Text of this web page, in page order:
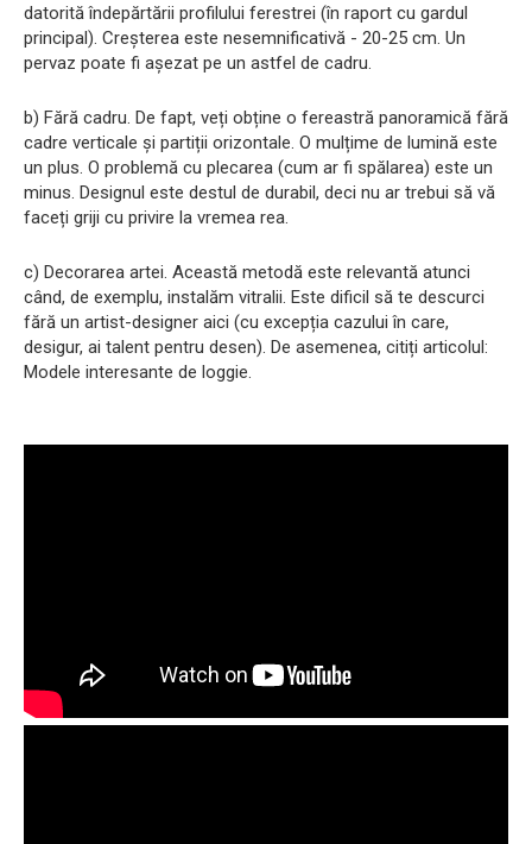
datorită îndepărtării profilului ferestrei (în raport cu gardul
principal). Creșterea este nesemnificativă - 20-25 cm. Un
pervaz poate fi așezat pe un astfel de cadru.
b) Fără cadru. De fapt, veți obține o fereastră panoramică fără
cadre verticale și partiții orizontale. O mulțime de lumină este
un plus. O problemă cu plecarea (cum ar fi spălarea) este un
minus. Designul este destul de durabil, deci nu ar trebui să vă
faceți griji cu privire la vremea rea.
c) Decorarea artei. Această metodă este relevantă atunci
când, de exemplu, instalăm vitralii. Este dificil să te descurci
fără un artist-designer aici (cu excepția cazului în care,
desigur, ai talent pentru desen). De asemenea, citiți articolul:
Modele interesante de loggie.